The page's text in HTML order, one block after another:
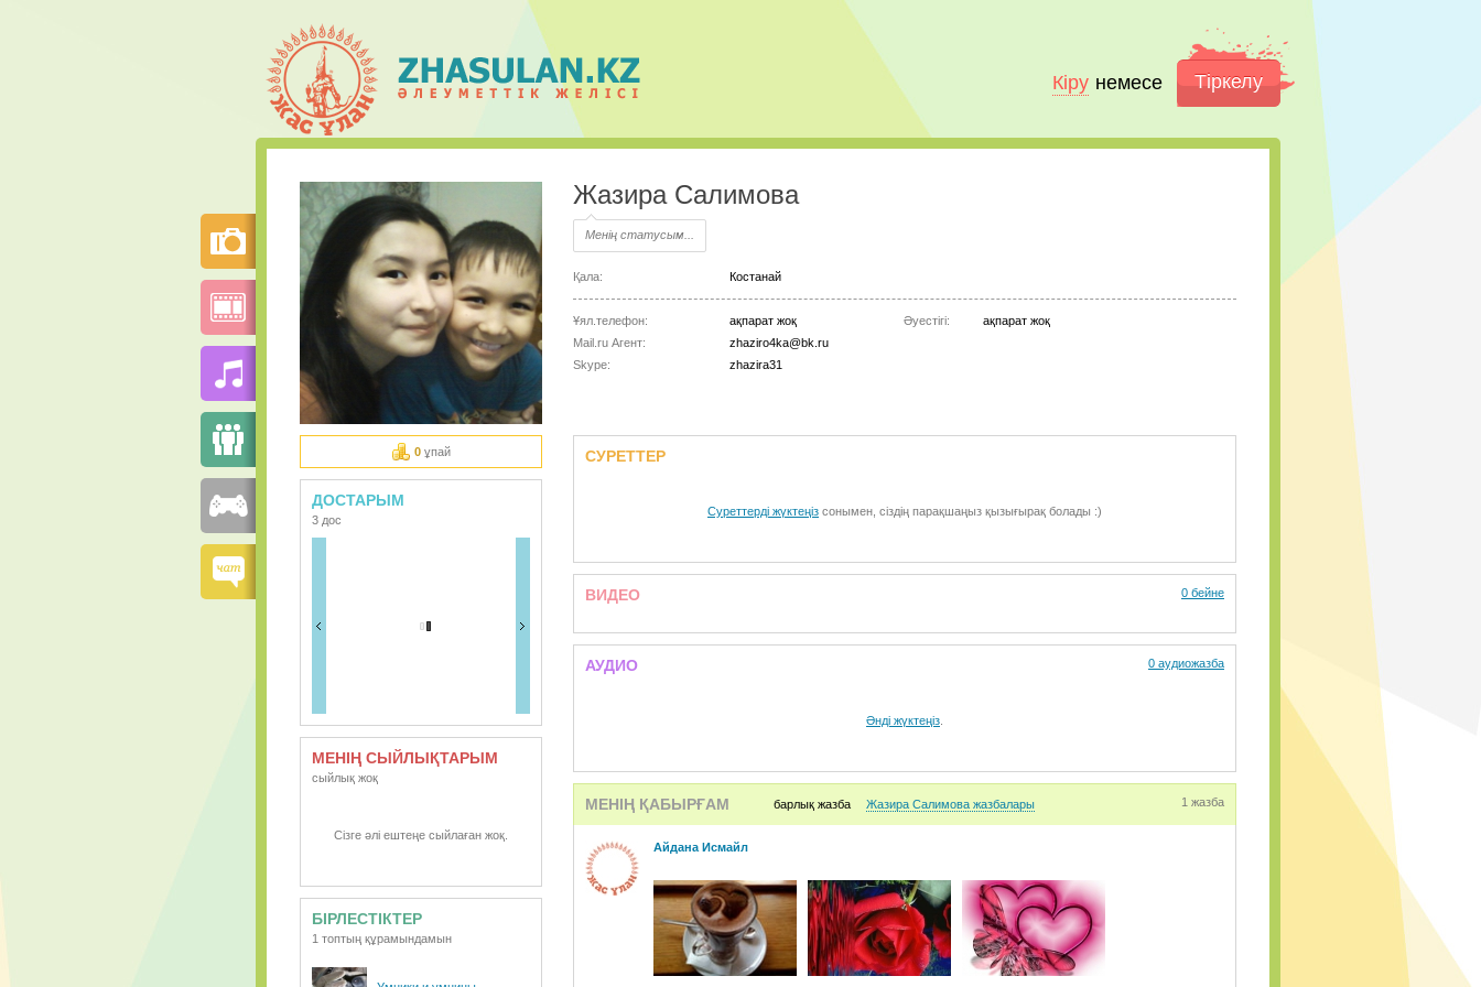
Кіру немесе Тіркелу
Жазира Салимова
Менің статусым...
Қала: Костанай
Ұял.телефон:
ақпарат жоқ
Mail.ru Агент:
zhaziro4ka@bk.ru
Skype:
zhazira31
Әуестігі: ақпарат жоқ
0ұпай
ДОСТАРЫМ
3 дос
МЕНІҢ СЫЙЛЫҚТАРЫМ
сыйлық жоқ
Сізге әлі ештеңе сыйлаған жоқ.
БІРЛЕСТІКТЕР
1 топтың құрамындамын
СУРЕТТЕР
Суреттерді жүктеңіз сонымен, сіздің парақшаңыз қызығырақ болады :)
ВИДЕО 0 бейне
АУДИО 0 аудиожазба
Әнді жүктеңіз
МЕНІҢ ҚАБЫРҒАМ барлық жазба Жазира Салимова жазбалары 1 жазба
Айдана Исмайл